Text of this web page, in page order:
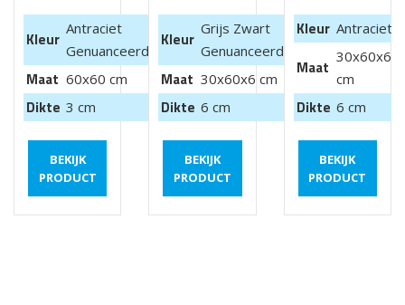
Kleur
Antraciet
Genuanceerd
Maat 60x60 cm
Dikte 3 cm
BEKIJK
PRODUCT
Kleur
Grijs Zwart
Genuanceerd
Maat 30x60x6 cm
Dikte 6 cm
BEKIJK
PRODUCT
Kleur Antraciet
Maat
30x60x6
cm
Dikte 6 cm
BEKIJK
PRODUCT